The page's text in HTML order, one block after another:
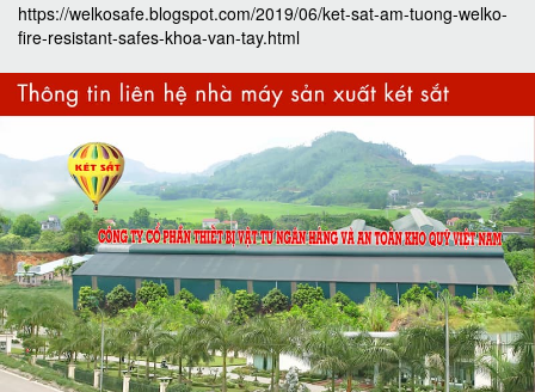
https://welkosafe.blogspot.com/2019/06/ket-sat-am-tuong-welko-
fire-resistant-safes-khoa-van-tay.html